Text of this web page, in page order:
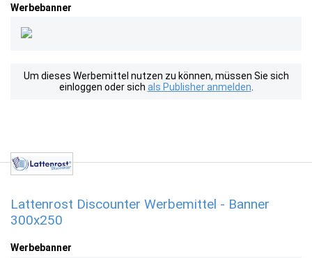
Werbebanner
Um dieses Werbemittel nutzen zu können, müssen Sie sich
einloggen oder sich als Publisher anmelden
Lattenrost Discounter Werbemittel - Banner
300x250
Werbebanner